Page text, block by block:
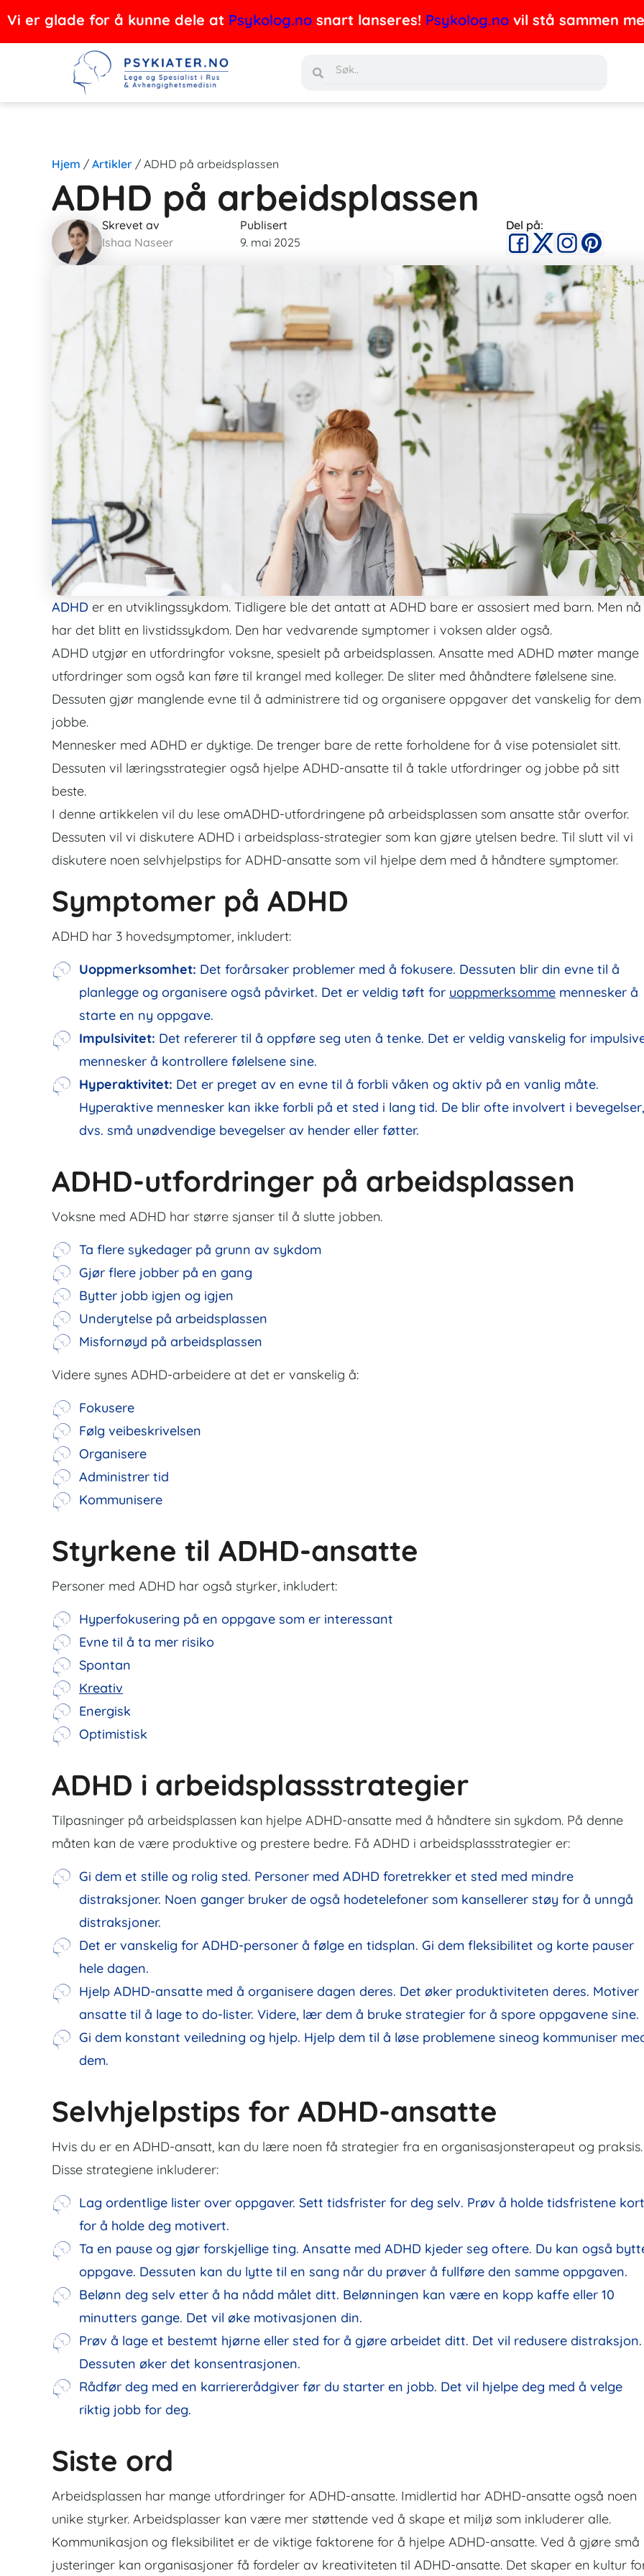
Hopp
Vi er glade for å kunne dele at Psykolog.no snart lanseres! Psykolog.no vil stå sammen
Hjem / Artikler / ADHD på arbeidsplassen
ADHD på arbeidsplassen
Skrevet av
Ishaa Naseer
Publisert
9. mai 2025
Del på:
ADHD er en utviklingssykdom. Tidligere ble det antatt at ADHD bare er assosiert med barn. Men nå
har det blitt en livstidssykdom. Den har vedvarende symptomer i voksen alder også.
ADHD utgjør en utfordringfor voksne, spesielt på arbeidsplassen. Ansatte med ADHD møter mange
utfordringer som også kan føre til krangel med kolleger. De sliter med åhåndtere følelsene sine.
Dessuten gjør manglende evne til å administrere tid og organisere oppgaver det vanskelig for
jobbe.
Mennesker med ADHD er dyktige. De trenger bare de rette forholdene for å vise potensialet sitt.
Dessuten vil læringsstrategier også hjelpe ADHD-ansatte til å takle utfordringer og jobbe på sitt
beste.
I denne artikkelen vil du lese omADHD-utfordringene på arbeidsplassen som ansatte står overfor.
Dessuten vil vi diskutere ADHD i arbeidsplass-strategier som kan gjøre ytelsen bedre. Til slutt vil vi
diskutere noen selvhjelpstips for ADHD-ansatte som vil hjelpe dem med å håndtere symptomer.
Symptomer på ADHD
ADHD har 3 hovedsymptomer, inkludert:
Uoppmerksomhet: Det forårsaker problemer med å fokusere. Dessuten blir din evne til å
planlegge og organisere også påvirket. Det er veldig tøft for uoppmerksomme mennesker å
starte en ny oppgave.
Impulsivitet: Det refererer til å oppføre seg uten å tenke. Det er veldig vanskelig for
mennesker å kontrollere følelsene sine.
Hyperaktivitet: Det er preget av en evne til å forbli våken og aktiv på en vanlig måte.
Hyperaktive mennesker kan ikke forbli på et sted i lang tid. De blir ofte involvert i bevegelser,
dvs. små unødvendige bevegelser av hender eller føtter.
ADHD-utfordringer på arbeidsplassen
Voksne med ADHD har større sjanser til å slutte jobben.
Ta flere sykedager på grunn av sykdom
Gjør flere jobber på en gang
Bytter jobb igjen og igjen
Underytelse på arbeidsplassen
Misfornøyd på arbeidsplassen
Videre synes ADHD-arbeidere at det er vanskelig å:
Fokusere
Følg veibeskrivelsen
Organisere
Administrer tid
Kommunisere
Styrkene til ADHD-ansatte
Personer med ADHD har også styrker, inkludert:
Hyperfokusering på en oppgave som er interessant
Evne til å ta mer risiko
Spontan
Kreativ
Energisk
Optimistisk
ADHD i arbeidsplassstrategier
Tilpasninger på arbeidsplassen kan hjelpe ADHD-ansatte med å håndtere sin sykdom. På denne
måten kan de være produktive og prestere bedre. Få ADHD i arbeidsplassstrategier er:
Gi dem et stille og rolig sted. Personer med ADHD foretrekker et sted med mindre
distraksjoner. Noen ganger bruker de også hodetelefoner som kansellerer støy for å unngå
distraksjoner.
Det er vanskelig for ADHD-personer å følge en tidsplan. Gi dem fleksibilitet og korte pauser
hele dagen.
Hjelp ADHD-ansatte med å organisere dagen deres. Det øker produktiviteten deres. Motiver
ansatte til å lage to do-lister. Videre, lær dem å bruke strategier for å spore oppgavene sine.
Gi dem konstant veiledning og hjelp. Hjelp dem til å løse problemene sineog kommuniser
dem.
Selvhjelpstips for ADHD-ansatte
Hvis du er en ADHD-ansatt, kan du lære noen få strategier fra en organisasjonsterapeut og praksis.
Disse strategiene inkluderer:
Lag ordentlige lister over oppgaver. Sett tidsfrister for deg selv. Prøv å holde tidsfristene
for å holde deg motivert.
Ta en pause og gjør forskjellige ting. Ansatte med ADHD kjeder seg oftere. Du kan også
oppgave. Dessuten kan du lytte til en sang når du prøver å fullføre den samme oppgaven.
Belønn deg selv etter å ha nådd målet ditt. Belønningen kan være en kopp kaffe eller 10
minutters gange. Det vil øke motivasjonen din.
Prøv å lage et bestemt hjørne eller sted for å gjøre arbeidet ditt. Det vil redusere distraksjon.
Dessuten øker det konsentrasjonen.
Rådfør deg med en karriererådgiver før du starter en jobb. Det vil hjelpe deg med å velge
riktig jobb for deg.
Siste ord
Arbeidsplassen har mange utfordringer for ADHD-ansatte. Imidlertid har ADHD-ansatte også noen
unike styrker. Arbeidsplasser kan være mer støttende ved å skape et miljø som inkluderer alle.
Kommunikasjon og fleksibilitet er de viktige faktorene for å hjelpe ADHD-ansatte. Ved å gjøre små
justeringer kan organisasjoner få fordeler av kreativiteten til ADHD-ansatte. Det skaper en kultur